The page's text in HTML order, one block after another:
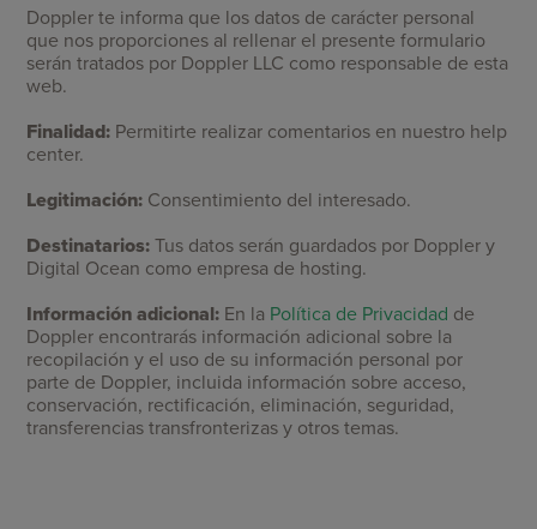
Doppler te informa que los datos de carácter personal
que nos proporciones al rellenar el presente formulario
serán tratados por Doppler LLC como responsable de esta
web.
Finalidad: Permitirte realizar comentarios en nuestro help
center.
Legitimación: Consentimiento del interesado.
Destinatarios: Tus datos serán guardados por Doppler y
Digital Ocean como empresa de hosting.
Información adicional: En la Política de Privacidad de
Doppler encontrarás información adicional sobre la
recopilación y el uso de su información personal por
parte de Doppler, incluida información sobre acceso,
conservación, rectificación, eliminación, seguridad,
transferencias transfronterizas y otros temas.